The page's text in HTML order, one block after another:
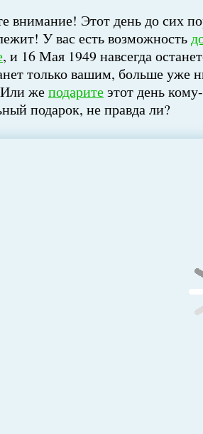
внимание! Этот день до сих
У вас есть возможность
, и 16 Мая 1949 навсегда
только вашим, больше уже
жеподаритеэтот день
подарок, не правда ли?